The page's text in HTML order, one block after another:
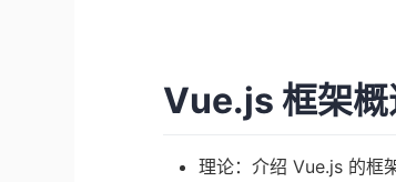
Vue.js 框架
理论：介绍 Vue.js 的框